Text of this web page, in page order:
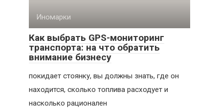
Иномарки
Как выбрать GPS-мониторинг
транспорта: на что обратить
внимание бизнесу
покидает стоянку, вы должны знать, где он
находится, сколько топлива расходует и
насколько рационален